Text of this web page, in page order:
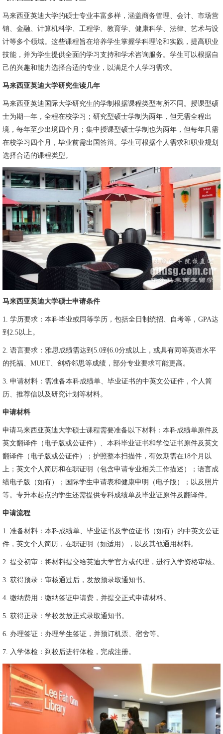
马来西亚英迪大学的硕士专业丰富多样，涵盖商务管理、会计、市场营
销、金融、计算机科学、工程学、教育学、健康科学、法律、艺术与设
计等多个领域。这些课程旨在培养学生掌握学科理论和实践，提高职业
技能，并为学生提供全面的学习支持和学术咨询服务。学生可以根据自
己的兴趣和能力选择合适的专业，以满足个人学习需求。
马来西亚英迪大学研究生读几年
马来西亚英迪国际大学研究生的学制根据课程类型有所不同。授课型硕
士为期一年，全程在校学习；研究型硕士学制为两年，但无需全程出
境，每年至少出境四个月；集中授课型硕士学制也为两年，但每年只需
在校学习四个月，毕业前需出国答辩。学生可根据个人需求和职业规划
选择合适的课程类型。
马来西亚英迪大学硕士申请条件
1. 学历要求：本科毕业或同等学历，包括全日制统招、自考等，GPA达
到2.5以上。
2. 语言要求：雅思成绩需达到5.0到6.0分或以上，或具有同等英语水平
的托福、MUET、剑桥邻思等成绩，部分专业要求可能更高。
3. 申请材料：需准备本科成绩单、毕业证书的中英文公证件，个人简
历、推荐信以及研究计划等材料。
申请材料
申请马来西亚英迪大学硕士课程需要准备以下材料：本科成绩单原件及
英文翻译件（电子版或公证件）、本科毕业证书和学位证书原件及英文
翻译件（电子版或公证件）；护照整本扫描件，有效期需在18个月以
上；英文个人简历和在职证明（包含申请专业相关工作描述）；语言成
绩电子版（如有）；国际学生申请表和健康申明（电子版）；以及照片
等。专升本起点的学生还需提供专科成绩单及毕业证原件及翻译件。
申请流程
1. 准备材料：本科成绩单、毕业证书及学位证书（如有）的中英文公证
件，英文个人简历，在职证明（如适用），以及其他通用材料。
2. 提交初审：将材料提交给英迪大学官方或代理，进行入学资格审核。
3. 获得预录：审核通过后，发放预录取通知书。
4. 缴纳费用：缴纳签证申请费，并提交正式申请材料。
5. 获得正录：学校发放正式录取通知书。
6. 办理签证：办理学生签证，并预订机票、宿舍等。
7. 入学体检：到校后进行体检，完成注册。